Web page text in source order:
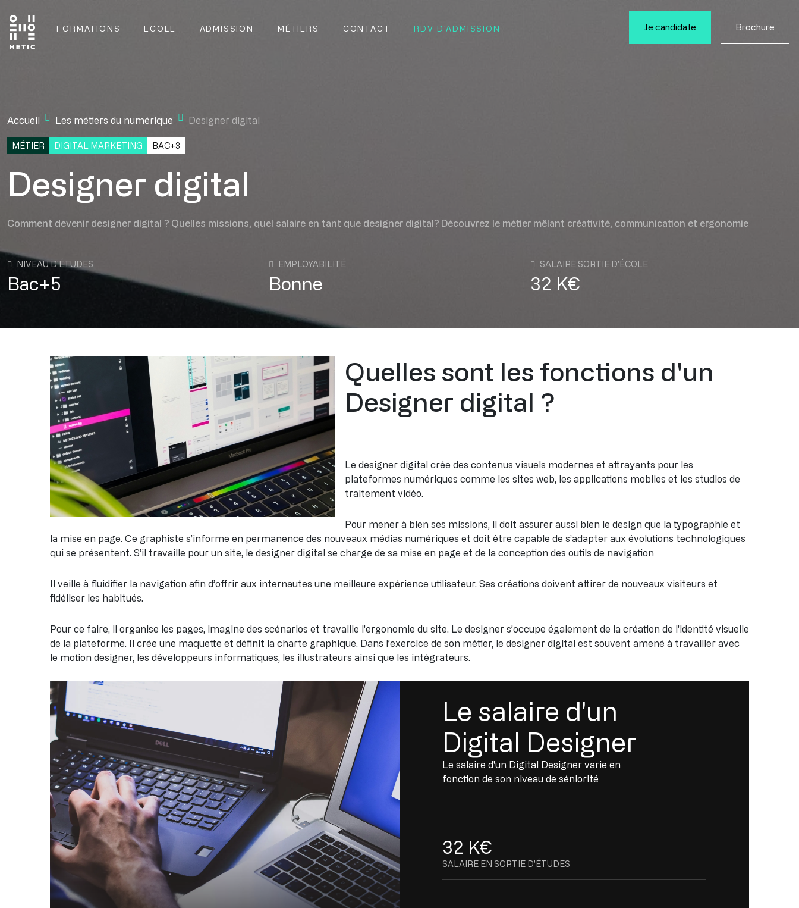
FORMATIONS ECOLE ADMISSION MÉTIERS CONTACT RDV D'ADMISSION Je candidate Brochure
Mobile navigation
Accueil Les métiers du numérique Designer digital
MÉTIER DIGITAL MARKETING BAC+3
Designer digital
Comment devenir designer digital ? Quelles missions, quel salaire en tant que designer digital? Découvrez le métier mêlant créativité, communication et ergonomie
NIVEAU D'ÉTUDES
Bac+5
EMPLOYABILITÉ
Bonne
SALAIRE SORTIE D'ÉCOLE
32 K€
Image
Quelles sont les fonctions d'un
Designer digital ?
Le designer digital crée des contenus visuels modernes et attrayants pour les
plateformes numériques comme les sites web, les applications mobiles et les studios de
traitement vidéo.
Pour mener à bien ses missions, il doit assurer aussi bien le design que la typographie et
la mise en page. Ce graphiste s’informe en permanence des nouveaux médias numériques et doit être capable de s’adapter aux évolutions technologiques
qui se présentent. S’il travaille pour un site, le designer digital se charge de sa mise en page et de la conception des outils de navigation
Il veille à fluidifier la navigation afin d’offrir aux internautes une meilleure expérience utilisateur. Ses créations doivent attirer de nouveaux visiteurs et
fidéliser les habitués.
Pour ce faire, il organise les pages, imagine des scénarios et travaille l’ergonomie du site. Le designer s’occupe également de la création de l’identité visuelle
de la plateforme. Il crée une maquette et définit la charte graphique. Dans l’exercice de son métier, le designer digital est souvent amené à travailler avec
le motion designer, les développeurs informatiques, les illustrateurs ainsi que les intégrateurs.
Le salaire d'un
Digital Designer
Le salaire d'un Digital Designer varie en
fonction de son niveau de séniorité
32 K€
SALAIRE EN SORTIE D'ÉTUDES